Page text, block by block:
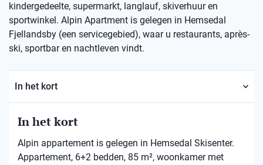
kindergedeelte, supermarkt, langlauf, skiverhuur en
sportwinkel. Alpin Apartment is gelegen in Hemsedal
Fjellandsby (een servicegebied), waar u restaurants, après-
ski, sportbar en nachtleven vindt.
In het kort
In het kort
Alpin appartement is gelegen in Hemsedal Skisenter.
Appartement, 6+2 bedden, 85 m², woonkamer met